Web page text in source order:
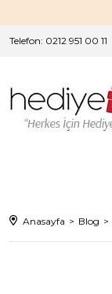
Telefon: 0212 951 00 11
Anasayfa Blog